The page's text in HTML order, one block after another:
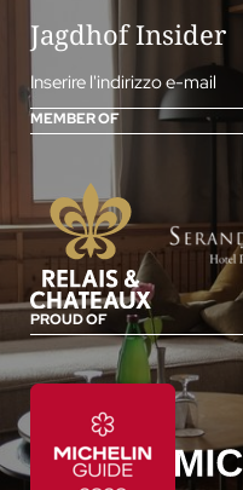
Jagdhof Insider
Inserire l'indirizzo e-mail
MEMBER OF
PROUD OF